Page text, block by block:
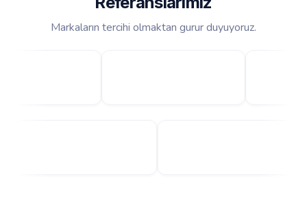
Markaların tercihi olmaktan gurur duyuyoruz.